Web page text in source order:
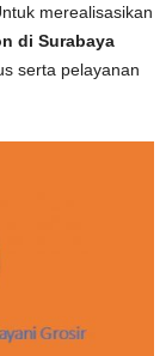
merealisasikan
di Surabaya
serta pelayanan